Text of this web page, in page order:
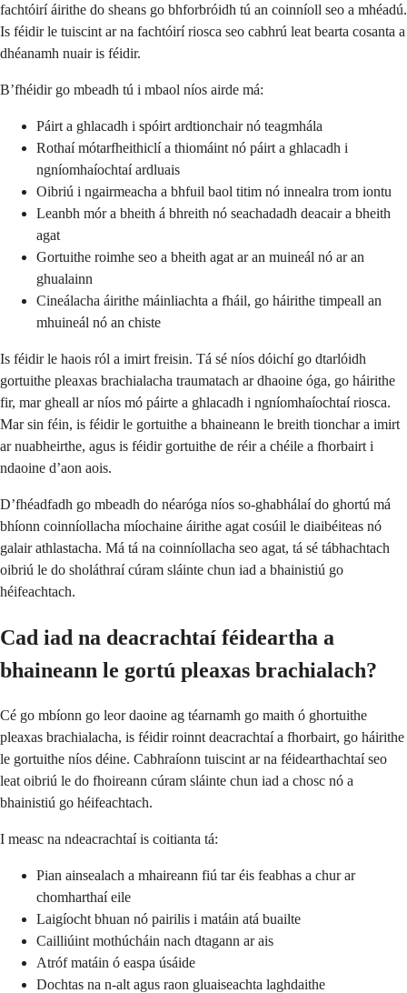
fachtóirí áirithe do sheans go bhforbróidh tú an coinníoll seo a mhéadú.
Is féidir le tuiscint ar na fachtóirí riosca seo cabhrú leat bearta cosanta a
dhéanamh nuair is féidir.
B’fhéidir go mbeadh tú i mbaol níos airde má:
Páirt a ghlacadh i spóirt ardtionchair nó teagmhála
Rothaí mótarfheithiclí a thiomáint nó páirt a ghlacadh i
ngníomhaíochtaí ardluais
Oibriú i ngairmeacha a bhfuil baol titim nó innealra trom iontu
Leanbh mór a bheith á bhreith nó seachadadh deacair a bheith
agat
Gortuithe roimhe seo a bheith agat ar an muineál nó ar an
ghualainn
Cineálacha áirithe máinliachta a fháil, go háirithe timpeall an
mhuineál nó an chiste
Is féidir le haois ról a imirt freisin. Tá sé níos dóichí go dtarlóidh
gortuithe pleaxas brachialacha traumatach ar dhaoine óga, go háirithe
fir, mar gheall ar níos mó páirte a ghlacadh i ngníomhaíochtaí riosca.
Mar sin féin, is féidir le gortuithe a bhaineann le breith tionchar a imirt
ar nuabheirthe, agus is féidir gortuithe de réir a chéile a fhorbairt i
ndaoine d’aon aois.
D’fhéadfadh go mbeadh do néaróga níos so-ghabhálaí do ghortú má
bhíonn coinníollacha míochaine áirithe agat cosúil le diaibéiteas nó
galair athlastacha. Má tá na coinníollacha seo agat, tá sé tábhachtach
oibriú le do sholáthraí cúram sláinte chun iad a bhainistiú go
héifeachtach.
Cad iad na deacrachtaí féideartha a
bhaineann le gortú pleaxas brachialach?
Cé go mbíonn go leor daoine ag téarnamh go maith ó ghortuithe
pleaxas brachialacha, is féidir roinnt deacrachtaí a fhorbairt, go háirithe
le gortuithe níos déine. Cabhraíonn tuiscint ar na féidearthachtaí seo
leat oibriú le do fhoireann cúram sláinte chun iad a chosc nó a
bhainistiú go héifeachtach.
I measc na ndeacrachtaí is coitianta tá:
Pian ainsealach a mhaireann fiú tar éis feabhas a chur ar
chomharthaí eile
Laigíocht bhuan nó pairilis i matáin atá buailte
Cailliúint mothúcháin nach dtagann ar ais
Atróf matáin ó easpa úsáide
Dochtas na n-alt agus raon gluaiseachta laghdaithe